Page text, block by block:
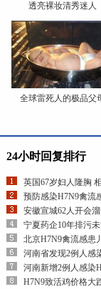
透亮裸妆清秀迷人
全球雷死人的极品父
24小时回复排行
英国67岁妇人隆胸
预防感染H7N9禽流
安徽宣城62人开会
宁夏药企10年排污
北京H7N9禽流感患
河南省发现2例人感
河南新增2例人感染
H7N9致活鸡价格大